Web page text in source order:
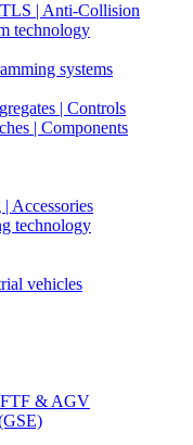
| Anti-Collision
technology
systems
| Controls
| Components
Accessories
technology
vehicles
FTF & AGV